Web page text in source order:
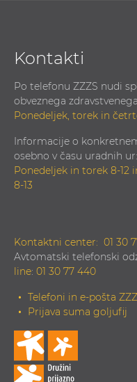
Kontakti
Po telefonu ZZZS nudi
obveznega
Ponedeljek, torek in
Informacije o
osebno v času uradnih ur:
Ponedeljek in torek 8-12
8-13
Kontaktni center: 01 30
Avtomatski telefonski
line: 01 30 77 440
Telefoni in e-pošta
Prijava suma goljufij